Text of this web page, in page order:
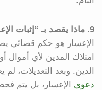
9. ماذا يقصد بـ “إثبات الإعسار”، وكيف يتم حالياً؟
الإعسار هو حكم قضائي
امتلاك المدين لأي
الدين. وبعد التعديلات،
دعوى الإعسار، بل يتم